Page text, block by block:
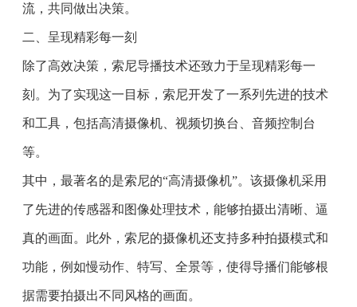
流，共同做出决策。
二、呈现精彩每一刻
除了高效决策，索尼导播技术还致力于呈现精彩每一
刻。为了实现这一目标，索尼开发了一系列先进的技术
和工具，包括高清摄像机、视频切换台、音频控制台
等。
其中，最著名的是索尼的“高清摄像机”。该摄像机采用
了先进的传感器和图像处理技术，能够拍摄出清晰、逼
真的画面。此外，索尼的摄像机还支持多种拍摄模式和
功能，例如慢动作、特写、全景等，使得导播们能够根
据需要拍摄出不同风格的画面。